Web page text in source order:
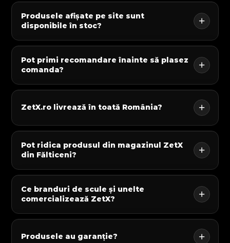
Produsele afișate pe site sunt
disponibile în stoc?
Pot primi recomandare înainte să plasez
comanda?
ZetX.ro livrează în toată România?
Pot ridica produsul din magazinul ZetX
din Fălticeni?
Ce branduri de scule și unelte
comercializează ZetX?
Produsele au garanție?